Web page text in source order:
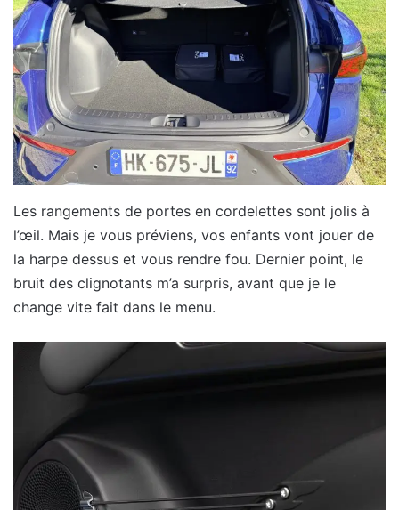
Les rangements de portes en cordelettes sont jolis à
l’œil. Mais je vous préviens, vos enfants vont jouer de
la harpe dessus et vous rendre fou. Dernier point, le
bruit des clignotants m’a surpris, avant que je le
change vite fait dans le menu.